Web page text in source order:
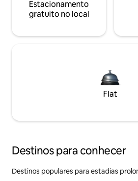
Estacionamento
gratuito no local
Flat
Destinos para conhecer
Destinos populares para estadias